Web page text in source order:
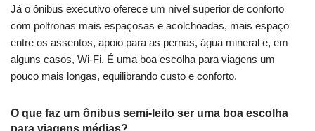
Já o ônibus executivo oferece um nível superior de conforto
com poltronas mais espaçosas e acolchoadas, mais espaço
entre os assentos, apoio para as pernas, água mineral e, em
alguns casos, Wi-Fi. É uma boa escolha para viagens um
pouco mais longas, equilibrando custo e conforto.
O que faz um ônibus semi-leito ser uma boa escolha
para viagens médias?